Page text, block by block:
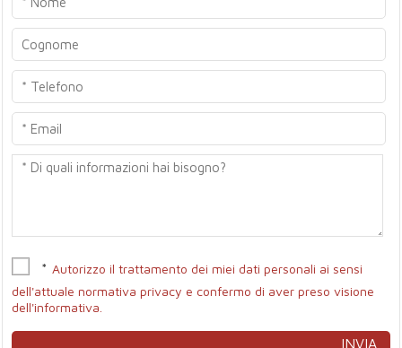
*Autorizzo il trattamento dei miei dati personali ai sensi
dell'attuale normativa privacy e confermo di aver preso visione
dell'informativa.